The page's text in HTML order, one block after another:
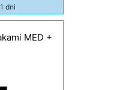
dni
MED +